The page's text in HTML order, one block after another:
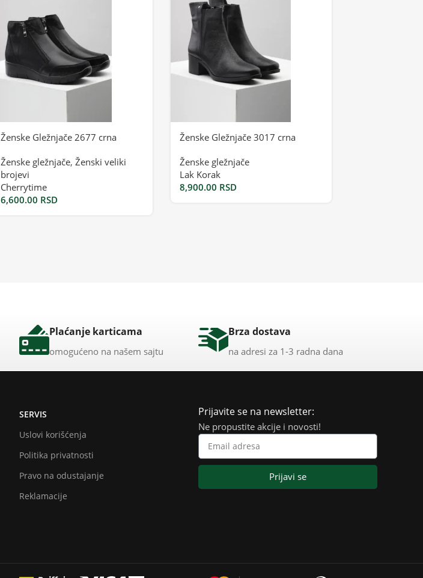
Ženske Gležnjače 2677 crna
Ženske gležnjače, Ženski veliki
brojevi
Cherrytime
6,600.00 RSD
Ženske Gležnjače 3017 crna
Ženske gležnjače
Lak Korak
8,900.00 RSD
Plaćanje karticama
omogućeno na našem sajtu
Brza dostava
na adresi za 1-3 radna dana
SERVIS
Uslovi korišćenja
Politika privatnosti
Pravo na odustajanje
Reklamacije
Prijavite se na newsletter:
Ne propustite akcije i novosti!
Prijavi se